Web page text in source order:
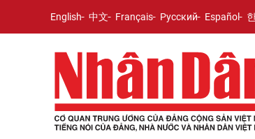
English 中文 Français Русский Español